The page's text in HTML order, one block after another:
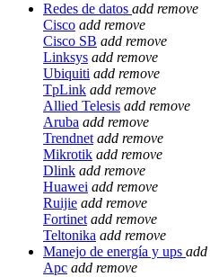
Redes de datos add remove
Cisco add remove
Cisco SB add remove
Linksys add remove
Ubiquiti add remove
TpLink add remove
Allied Telesis add remove
Aruba add remove
Trendnet add remove
Mikrotik add remove
Dlink add remove
Huawei add remove
Ruijie add remove
Fortinet add remove
Teltonika add remove
Manejo de energía y ups add
Apc add remove